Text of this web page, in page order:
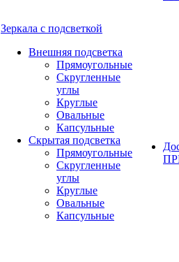
Зеркала с подсветкой
Внешняя подсветка
Прямоугольные
Скругленные
углы
Круглые
Овальные
Капсульные
Скрытая подсветка
Прямоугольные
Скругленные
углы
Круглые
Овальные
Капсульные